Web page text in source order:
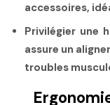
accessoires,
Privilégier une
assure un
troubles